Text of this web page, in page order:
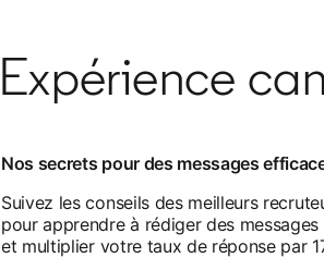
Expérience
Nos secrets pour des messages
Suivez les conseils des meilleurs
pour apprendre à rédiger des
et multiplier votre taux de réponse par